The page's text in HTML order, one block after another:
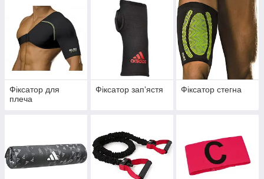
Фіксатор для
плеча
Фіксатор запʼястя Фіксатор стегна